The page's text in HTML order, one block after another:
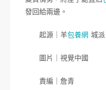
發回給兩邊。
起源｜羊包養網 城派
圖片｜視覺中國
責編｜詹青